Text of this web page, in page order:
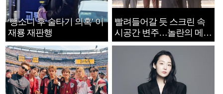
‘뺑소니 후 술타기 의혹’ 이
재룡 재판행
빨려들어갈 듯 스크린 속
시공간 변주…놀란의 메시
지는 ‘전쟁 속죄’